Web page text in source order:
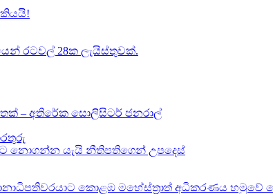
රටවල් 28ක ලැයිස්තුවක්.
– අතිරේක සොලිසිටර් ජනරාල්
නොගන්න යැයි නීතිපතිගෙන් උපදෙස්
කොළඹ මහේස්ත්‍රාත් අධිකරණය හමුවේ